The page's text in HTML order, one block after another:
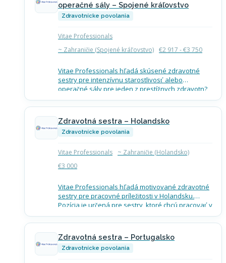
operačné sály – Spojené kráľovstvo
Zdravotnícke povolania
Vitae Professionals
~ Zahraničie (Spojené kráľovstvo) €2 917 - €3 750
Vitae Professionals hľadá skúsené zdravotné
sestry pre intenzívnu starostlivosť alebo
operačné sály pre jeden z prestížnych zdravotn?
ckych zariaden? v Spojenom kráľovstve. Čo
ponuka zahŕňa Band 5 mzda podľa relevantných
skúseností….
Zdravotná sestra – Holandsko
Zdravotnícke povolania
Vitae Professionals
~ Zahraničie (Holandsko)
€3 000
Vitae Professionals hľadá motivované zdravotné
sestry pre pracovné príležitosti v Holandsku.
Pozícia je určená pre sestry, ktoré chcú pracovať v
stabilnom zdravotníckom systéme a sú
pripravené naučiť sa holandský jazyk….
Zdravotná sestra – Portugalsko
Zdravotnícke povolania